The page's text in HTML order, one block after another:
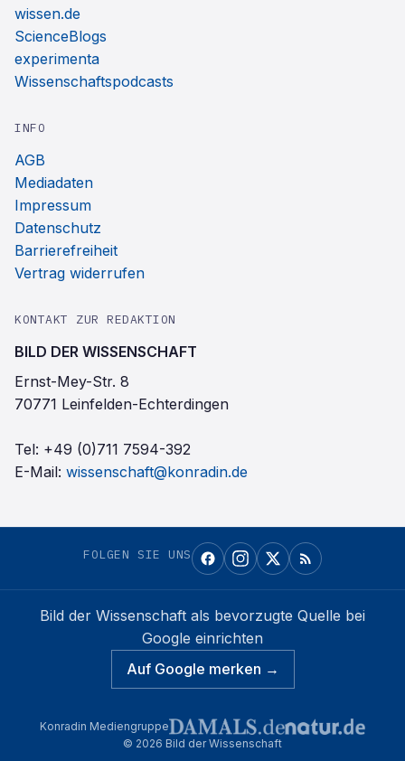
wissen.de
ScienceBlogs
experimenta
Wissenschaftspodcasts
INFO
AGB
Mediadaten
Impressum
Datenschutz
Barrierefreiheit
Vertrag widerrufen
KONTAKT ZUR REDAKTION
BILD DER WISSENSCHAFT
Ernst-Mey-Str. 8
70771 Leinfelden-Echterdingen
Tel: +49 (0)711 7594-392
E-Mail: wissenschaft@konradin.de
FOLGEN SIE UNS
Bild der Wissenschaft als bevorzugte Quelle bei
Google einrichten
Auf Google merken →
Konradin Mediengruppe
© 2026 Bild der Wissenschaft